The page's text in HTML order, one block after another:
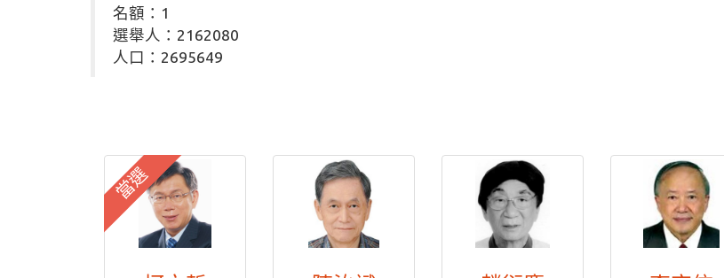
名額：1
選舉人：2162080
人口：2695649
當選